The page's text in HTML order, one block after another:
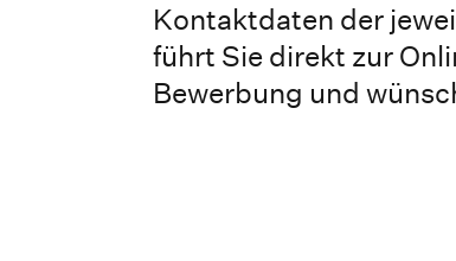
Kontaktdaten der
führt Sie direkt zur
Bewerbung und